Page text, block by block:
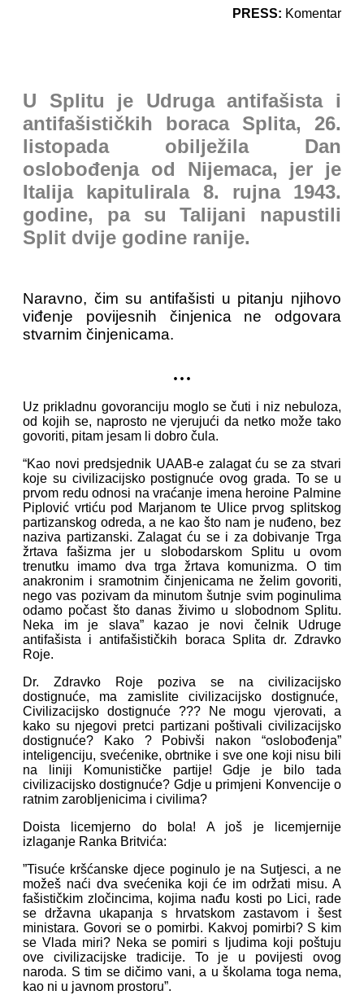
PRESS: Komentar
U Splitu je Udruga antifašista i
antifašističkih boraca Splita, 26.
listopada obilježila Dan
oslobođenja od Nijemaca, jer je
Italija kapitulirala 8. rujna 1943.
godine, pa su Talijani napustili
Split dvije godine ranije.
Naravno, čim su antifašisti u pitanju njihovo
viđenje povijesnih činjenica ne odgovara
stvarnim činjenicama.
...
Uz prikladnu govoranciju moglo se čuti i niz nebuloza,
od kojih se, naprosto ne vjerujući da netko može tako
govoriti, pitam jesam li dobro čula.
“Kao novi predsjednik UAAB-e zalagat ću se za stvari
koje su civilizacijsko postignuće ovog grada. To se u
prvom redu odnosi na vraćanje imena heroine Palmine
Piplović vrtiću pod Marjanom te Ulice prvog splitskog
partizanskog odreda, a ne kao što nam je nuđeno, bez
naziva partizanski. Zalagat ću se i za dobivanje Trga
žrtava fašizma jer u slobodarskom Splitu u ovom
trenutku imamo dva trga žrtava komunizma. O tim
anakronim i sramotnim činjenicama ne želim govoriti,
nego vas pozivam da minutom šutnje svim poginulima
odamo počast što danas živimo u slobodnom Splitu.
Neka im je slava” kazao je novi čelnik Udruge
antifašista i antifašističkih boraca Splita dr. Zdravko
Roje.
Dr. Zdravko Roje poziva se na civilizacijsko
dostignuće, ma zamislite civilizacijsko dostignuće,
Civilizacijsko dostignuće ??? Ne mogu vjerovati, a
kako su njegovi pretci partizani poštivali civilizacijsko
dostignuće? Kako ? Pobivši nakon “oslobođenja”
inteligenciju, svećenike, obrtnike i sve one koji nisu bili
na liniji Komunističke partije! Gdje je bilo tada
civilizacijsko dostignuće? Gdje u primjeni Konvencije o
ratnim zarobljenicima i civilima?
Doista licemjerno do bola! A još je licemjernije
izlaganje Ranka Britvića:
”Tisuće kršćanske djece poginulo je na Sutjesci, a ne
možeš naći dva svećenika koji će im održati misu. A
fašističkim zločincima, kojima nađu kosti po Lici, rade
se državna ukapanja s hrvatskom zastavom i šest
ministara. Govori se o pomirbi. Kakvoj pomirbi? S kim
se Vlada miri? Neka se pomiri s ljudima koji poštuju
ove civilizacijske tradicije. To je u povijesti ovog
naroda. S tim se dičimo vani, a u školama toga nema,
kao ni u javnom prostoru”.